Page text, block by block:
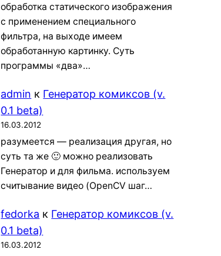
обработка статического изображения
с применением специального
фильтра, на выходе имеем
обработанную картинку. Суть
программы «два»…
admin к Генератор комиксов (v.
0.1 beta)
16.03.2012
разумеется — реализация другая, но
суть та же 🙂 можно реализовать
Генератор и для фильма. используем
считывание видео (OpenCV шаг…
fedorka к Генератор комиксов (v.
0.1 beta)
16.03.2012